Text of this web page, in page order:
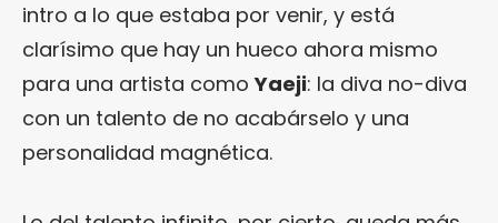
intro a lo que estaba por venir, y está
clarísimo que hay un hueco ahora mismo
para una artista comoYaeji: la diva no-diva
con un talento de no acabárselo y una
personalidad magnética.